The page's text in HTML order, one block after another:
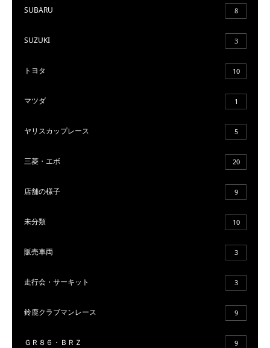
SUBARU 8
SUZUKI 3
トヨタ 10
マツダ 1
ヤリスカップレース 5
三菱・エボ 20
店舗の様子 9
未分類 10
販売車両 3
走行会・サーキット 3
鈴鹿クラブマンレース 9
ＧＲ８６・ＢＲＺ 9